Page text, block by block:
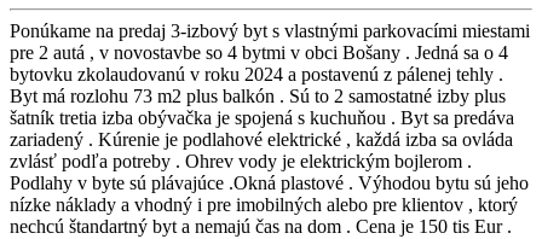
Ponúkame na predaj 3-izbový byt s vlastnými parkovacími miestami
pre 2 autá , v novostavbe so 4 bytmi v obci Bošany . Jedná sa o 4
bytovku zkolaudovanú v roku 2024 a postavenú z pálenej tehly .
Byt má rozlohu 73 m2 plus balkón . Sú to 2 samostatné izby plus
šatník tretia izba obývačka je spojená s kuchuňou . Byt sa predáva
zariadený . Kúrenie je podlahové elektrické , každá izba sa ovláda
zvlásť podľa potreby . Ohrev vody je elektrickým bojlerom .
Podlahy v byte sú plávajúce .Okná plastové . Výhodou bytu sú jeho
nízke náklady a vhodný i pre imobilných alebo pre klientov , ktorý
nechcú štandartný byt a nemajú čas na dom . Cena je 150 tis Eur .